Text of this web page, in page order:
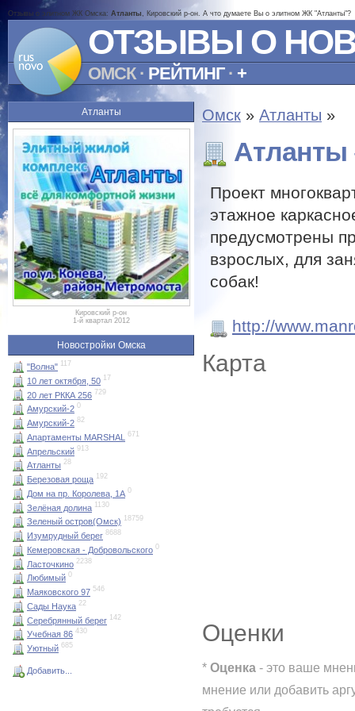
Отзывы о элитном ЖК Омска: Атланты , Кировский р-он. А что думаете Вы о элитном ЖК "Атланты"?
ОТЗЫВЫ О
ОМСК· РЕЙТИНГ· +
Атланты
Кировский р-он
1-й квартал 2012
Новостройки Омска
"Волна" 117
10 лет октября, 50 17
20 лет РККА 256 729
Амурский-2 0
Амурский-2 82
Апартаменты MARSHAL 671
Апрельский 913
Атланты 28
Березовая роща 192
Дом на пр. Королева, 1А 0
Зелёная долина 1130
Зеленый остров(Омск) 18759
Изумрудный берег 8688
Кемеровская - Добровольского 0
Ласточкино 2238
Любимый 0
Маяковского 97 546
Сады Наука 22
Серебрянный берег 142
Учебная 86 430
Уютный 685
Добавить...
Омск » Атланты »
Атланты
Проект
этажное
предусмотрены
взрослых, для
собак!
http://
Карта
Оценки
* Оценка - это ваше
мнение или добавить